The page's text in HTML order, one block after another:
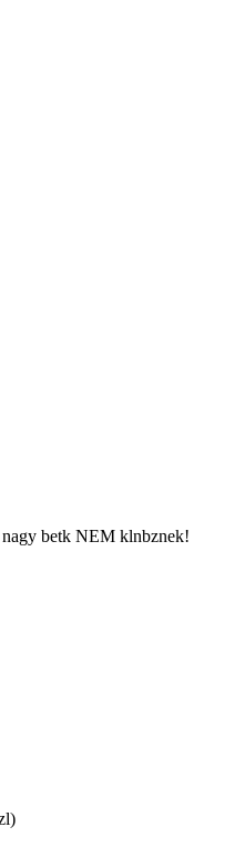
nagy betk NEM klnbznek!